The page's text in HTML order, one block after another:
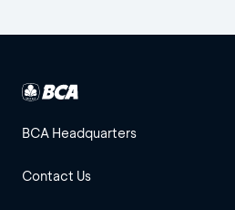
BCA Headquarters
Contact Us